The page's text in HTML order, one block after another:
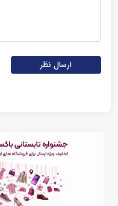
ارسال نظر